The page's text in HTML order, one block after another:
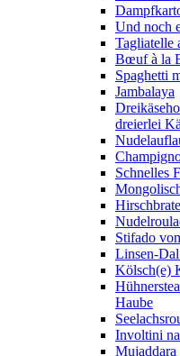
Und noch
Tagliatelle
Bœuf à la
Spaghetti
Jambalaya
dreierlei
Schnelles
Stifado
Linsen-
Kölsch(e)
Haube
Involtini
Mujaddara